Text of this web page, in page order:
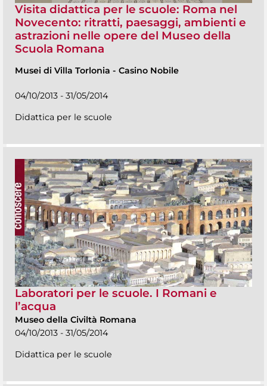
Visita didattica per le scuole: Roma nel
Novecento: ritratti, paesaggi, ambienti e
astrazioni nelle opere del Museo della
Scuola Romana
Musei di Villa Torlonia - Casino Nobile
04/10/2013 - 31/05/2014
Didattica per le scuole
Laboratori per le scuole. I Romani e
l’acqua
Museo della Civiltà Romana
04/10/2013 - 31/05/2014
Didattica per le scuole